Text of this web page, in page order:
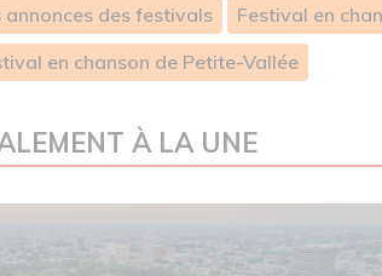
annonces des festivals
Festival en
en chanson de Petite-Vallée
À LA UNE